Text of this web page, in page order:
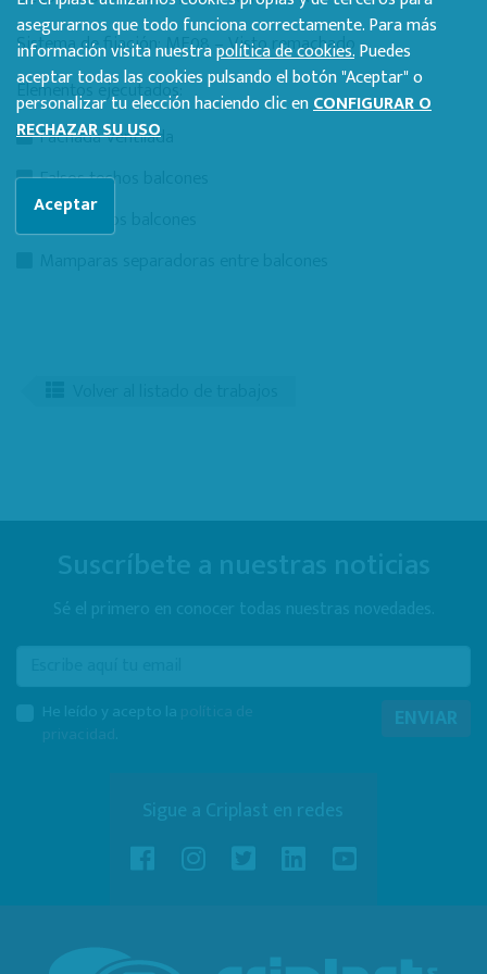
Sistema de fijación: ME08 – Visto remachado
Elementos ejecutados:
Fachada Ventilada
Falsos techos balcones
Antepechos balcones
ENVIAR
Sigue a Criplast en redes
asegurarnos que todo funciona correctamente. Para más
información visita nuestrapolítica de cookies.Puedes
aceptar todas las cookies pulsando el botón "Aceptar" o
personalizar tu elección haciendo clic enCONFIGURAR O
RECHAZAR SU USO
Aceptar